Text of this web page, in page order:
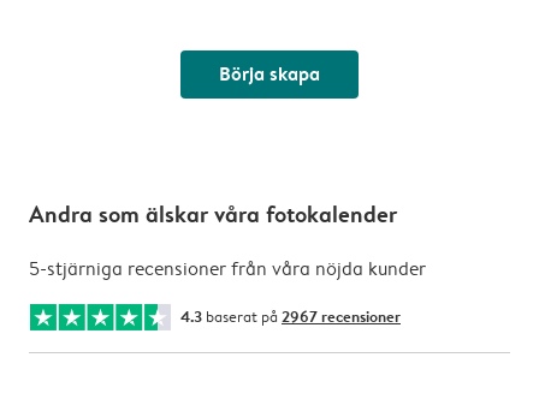
Börja skapa
Andra som älskar våra fotokalender
5-stjärniga recensioner från våra nöjda kunder
4.3 baserat på 2967 recensioner